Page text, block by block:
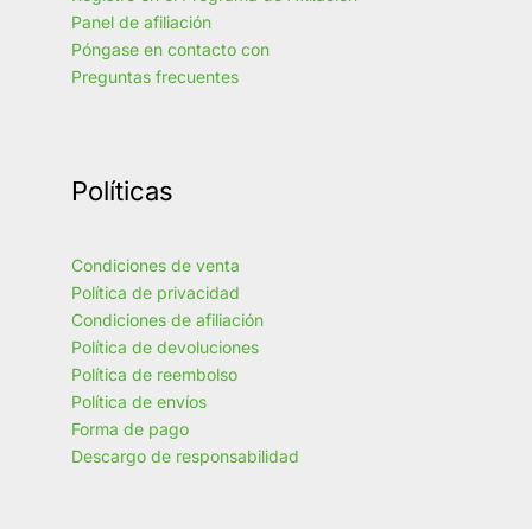
Panel de afiliación
Póngase en contacto con
Preguntas frecuentes
Políticas
Condiciones de venta
Política de privacidad
Condiciones de afiliación
Política de devoluciones
Política de reembolso
Política de envíos
Forma de pago
Descargo de responsabilidad